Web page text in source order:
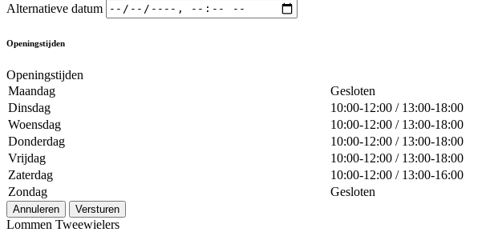
Alternatieve datum
Openingstijden
Openingstijden
Maandag
Gesloten
Dinsdag
10:00-12:00 / 13:00-18:00
Woensdag
10:00-12:00 / 13:00-18:00
Donderdag
10:00-12:00 / 13:00-18:00
Vrijdag
10:00-12:00 / 13:00-18:00
Zaterdag
10:00-12:00 / 13:00-16:00
Zondag
Gesloten
Annuleren Versturen
Lommen Tweewielers